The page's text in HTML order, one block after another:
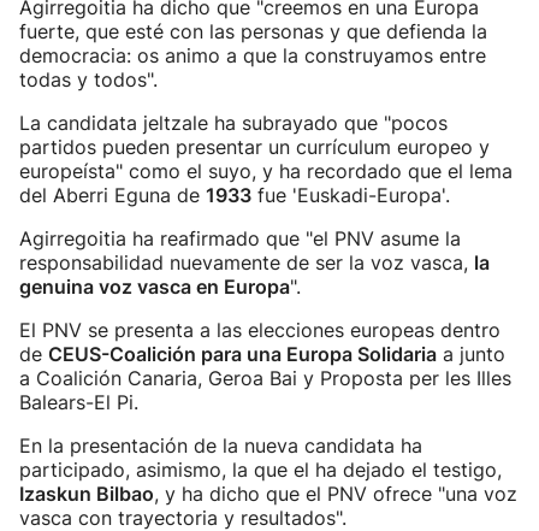
Agirregoitia ha dicho que "creemos en una Europa
fuerte, que esté con las personas y que defienda la
democracia: os animo a que la construyamos entre
todas y todos".
La candidata jeltzale ha subrayado que "pocos
partidos pueden presentar un currículum europeo y
europeísta" como el suyo, y ha recordado que el lema
del Aberri Eguna de 1933 fue 'Euskadi-Europa'.
Agirregoitia ha reafirmado que "el PNV asume la
responsabilidad nuevamente de ser la voz vasca, la
genuina voz vasca en Europa".
El PNV se presenta a las elecciones europeas dentro
de CEUS-Coalición para una Europa Solidaria a junto
a Coalición Canaria, Geroa Bai y Proposta per les Illes
Balears-El Pi.
En la presentación de la nueva candidata ha
participado, asimismo, la que el ha dejado el testigo,
Izaskun Bilbao, y ha dicho que el PNV ofrece "una voz
vasca con trayectoria y resultados".